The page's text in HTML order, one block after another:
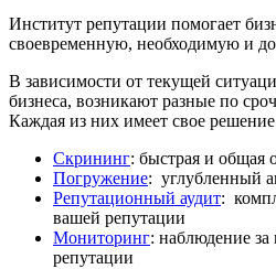
Институт репутации помогает
своевременную, необходимую и
В зависимости от текущей
бизнеса, возникают разные по
Каждая из них имеет свое решение
Скрининг: быстрая и общая
Погружение: углубленный
Репутационный аудит:
вашей репутации
Мониторинг: наблюдение
репутации